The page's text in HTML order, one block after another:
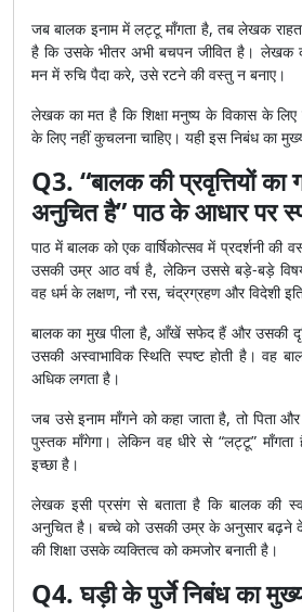
जब बालक इनाम में लट्टू माँगता है, तब लेखक
है कि उसके भीतर अभी बचपन जीवित है। लेखक
मन में रुचि पैदा करे, उसे रटने की वस्तु न बनाए।
लेखक का मत है कि शिक्षा मनुष्य के विकास के लिए
के लिए नहीं कुचलना चाहिए। यही इस निबंध का
Q3. “बालक की प्रवृत्तियों का
अनुचित है” पाठ के आधार पर
पाठ में बालक को एक वार्षिकोत्सव में प्रदर्शनी की
उसकी उम्र आठ वर्ष है, लेकिन उससे बड़े-बड़े
वह धर्म के लक्षण, नौ रस, चंद्रग्रहण और विदेशी
बालक का मुख पीला है, आँखें सफेद हैं और उसकी
उसकी अस्वाभाविक स्थिति स्पष्ट होती है। वह
अधिक लगता है।
जब उसे इनाम माँगने को कहा जाता है, तो पिता
पुस्तक माँगेगा। लेकिन वह धीरे से “लट्टू”
इच्छा है।
लेखक इसी प्रसंग से बताता है कि बालक की
अनुचित है। बच्चे को उसकी उम्र के अनुसार बढ़ने
की शिक्षा उसके व्यक्तित्व को कमजोर बनाती है।
Q4. घड़ी के पुर्जे निबंध का